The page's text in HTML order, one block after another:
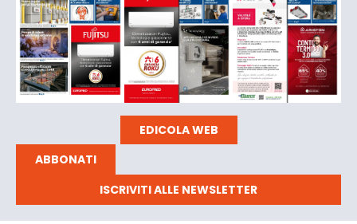
EDICOLA WEB
ABBONATI
ISCRIVITI ALLE NEWSLETTER